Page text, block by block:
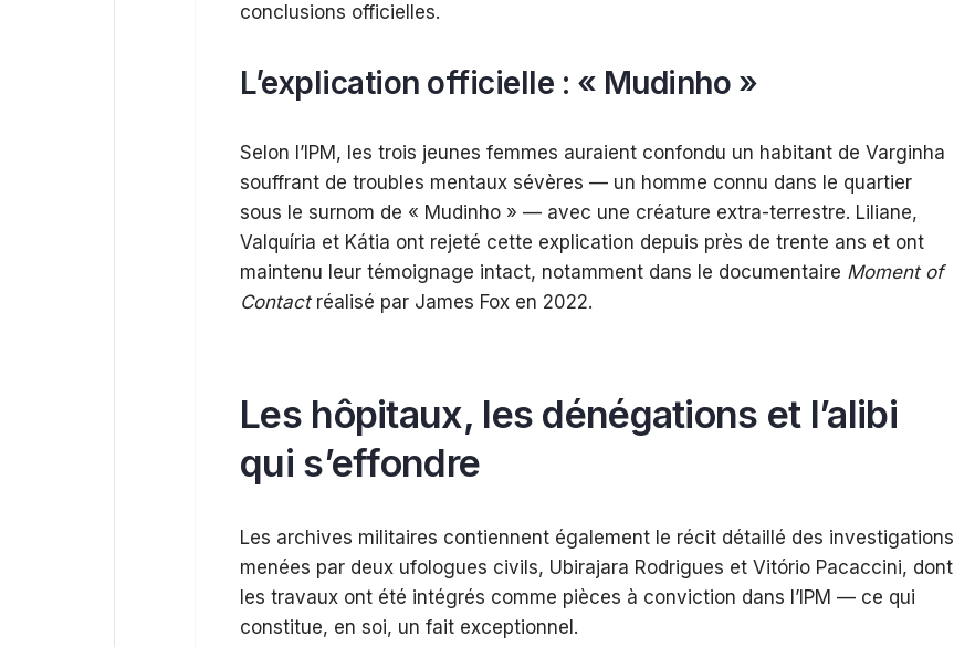
conclusions officielles.
L’explication officielle : « Mudinho »
Selon l’IPM, les trois jeunes femmes auraient confondu un habitant de Varginha
souffrant de troubles mentaux sévères — un homme connu dans le quartier
sous le surnom de « Mudinho » — avec une créature extra-terrestre. Liliane,
Valquíria et Kátia ont rejeté cette explication depuis près de trente ans et ont
maintenu leur témoignage intact, notamment dans le documentaire Moment of
Contactréalisé par James Fox en 2022.
Les hôpitaux, les dénégations et l’alibi
qui s’effondre
Les archives militaires contiennent également le récit détaillé des investigations
menées par deux ufologues civils, Ubirajara Rodrigues et Vitório Pacaccini, dont
les travaux ont été intégrés comme pièces à conviction dans l’IPM — ce qui
constitue, en soi, un fait exceptionnel.